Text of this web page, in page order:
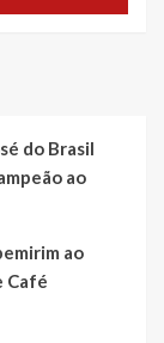
do Brasil
ao
ao
Café